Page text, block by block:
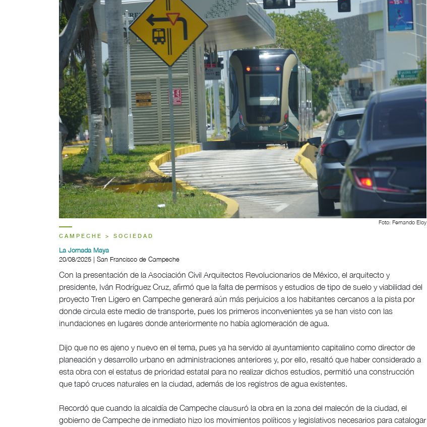
Foto: Fernando Eloy
CAMPECHE > SOCIEDAD
La Jornada Maya
20/08/2025 | San Francisco de Campeche
Con la presentación de la Asociación Civil Arquitectos Revolucionarios de México, el arquitecto y
presidente, Iván Rodríguez Cruz, afirmó que la falta de permisos y estudios de tipo de suelo y viabilidad del
proyecto Tren Ligero en Campeche generará aún más perjuicios a los habitantes cercanos a la pista por
donde circula este medio de transporte, pues los primeros inconvenientes ya se han visto con las
inundaciones en lugares donde anteriormente no había aglomeración de agua.
Dijo que no es ajeno y nuevo en el tema, pues ya ha servido al ayuntamiento capitalino como director de
planeación y desarrollo urbano en administraciones anteriores y, por ello, resaltó que haber considerado a
esta obra con el estatus de prioridad estatal para no realizar dichos estudios, permitió una construcción
que tapó cruces naturales en la ciudad, además de los registros de agua existentes.
Recordó que cuando la alcaldía de Campeche clausuró la obra en la zona del malecón de la ciudad, el
gobierno de Campeche de inmediato hizo los movimientos políticos y legislativos necesarios para catalogar